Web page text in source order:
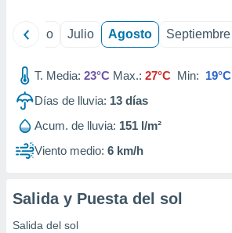
Junio Julio Agosto Septiembre
T. Media: 23°C Max.: 27°C Min: 19°C
Días de lluvia: 13 días
Acum. de lluvia: 151 l/m²
Viento medio: 6 km/h
Salida y Puesta del sol
Salida del sol